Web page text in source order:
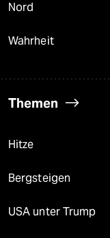
Nord
Wahrheit
Themen
Hitze
Bergsteigen
USA unter Trump